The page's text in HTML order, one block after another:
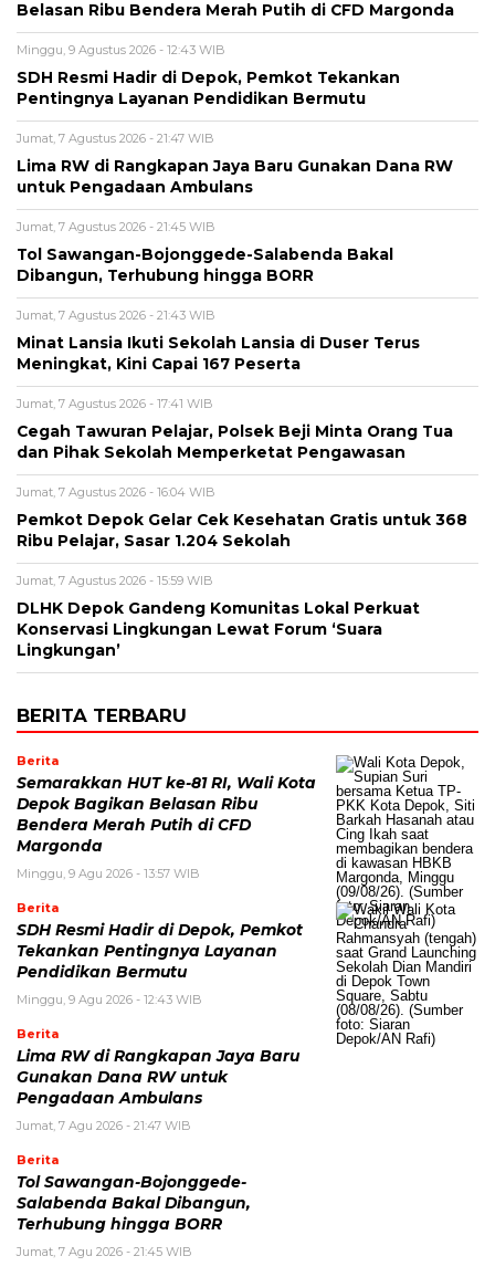
Belasan Ribu Bendera Merah Putih di CFD Margonda
Minggu, 9 Agustus 2026 - 12:43 WIB
SDH Resmi Hadir di Depok, Pemkot Tekankan
Pentingnya Layanan Pendidikan Bermutu
Jumat, 7 Agustus 2026 - 21:47 WIB
Lima RW di Rangkapan Jaya Baru Gunakan Dana RW
untuk Pengadaan Ambulans
Jumat, 7 Agustus 2026 - 21:45 WIB
Tol Sawangan-Bojonggede-Salabenda Bakal
Dibangun, Terhubung hingga BORR
Jumat, 7 Agustus 2026 - 21:43 WIB
Minat Lansia Ikuti Sekolah Lansia di Duser Terus
Meningkat, Kini Capai 167 Peserta
Jumat, 7 Agustus 2026 - 17:41 WIB
Cegah Tawuran Pelajar, Polsek Beji Minta Orang Tua
dan Pihak Sekolah Memperketat Pengawasan
Jumat, 7 Agustus 2026 - 16:04 WIB
Pemkot Depok Gelar Cek Kesehatan Gratis untuk 368
Ribu Pelajar, Sasar 1.204 Sekolah
Jumat, 7 Agustus 2026 - 15:59 WIB
DLHK Depok Gandeng Komunitas Lokal Perkuat
Konservasi Lingkungan Lewat Forum ‘Suara
Lingkungan’
BERITA TERBARU
Berita
Semarakkan HUT ke-81 RI, Wali Kota
Depok Bagikan Belasan Ribu
Bendera Merah Putih di CFD
Margonda
Minggu, 9 Agu 2026 - 13:57 WIB
Berita
SDH Resmi Hadir di Depok, Pemkot
Tekankan Pentingnya Layanan
Pendidikan Bermutu
Minggu, 9 Agu 2026 - 12:43 WIB
Berita
Lima RW di Rangkapan Jaya Baru
Gunakan Dana RW untuk
Pengadaan Ambulans
Jumat, 7 Agu 2026 - 21:47 WIB
Berita
Tol Sawangan-Bojonggede-
Salabenda Bakal Dibangun,
Terhubung hingga BORR
Jumat, 7 Agu 2026 - 21:45 WIB